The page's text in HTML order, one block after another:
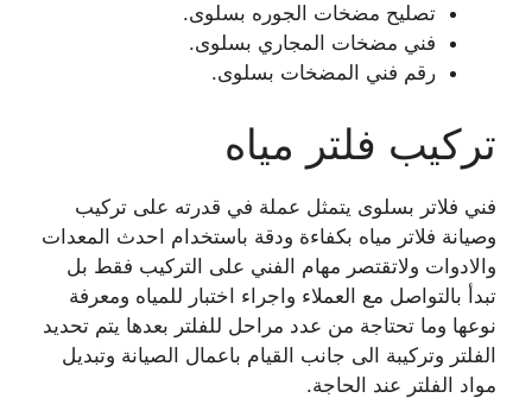
تصليح مضخات الجوره بسلوى.
فني مضخات المجاري بسلوى.
رقم فني المضخات بسلوى.
تركيب فلتر مياه
فني فلاتر بسلوى يتمثل عملة في قدرته على تركيب
وصيانة فلاتر مياه بكفاءة ودقة باستخدام احدث المعدات
والادوات ولاتقتصر مهام الفني على التركيب فقط بل
تبدأ بالتواصل مع العملاء واجراء اختبار للمياه ومعرفة
نوعها وما تحتاجة من عدد مراحل للفلتر بعدها يتم تحديد
الفلتر وتركيبة الى جانب القيام باعمال الصيانة وتبديل
مواد الفلتر عند الحاجة.